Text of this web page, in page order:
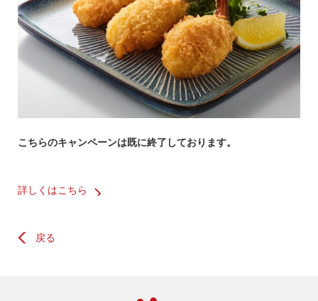
こちらのキャンペーンは既に終了しております。
詳しくはこちら
戻る